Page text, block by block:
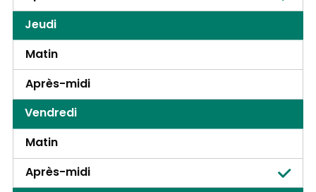
Jeudi
Matin
Après-midi
Vendredi
Matin
Après-midi